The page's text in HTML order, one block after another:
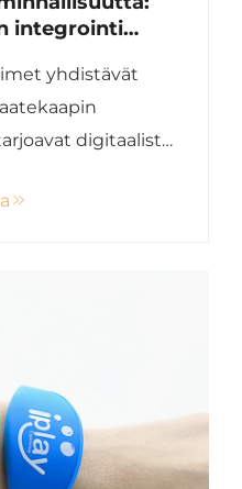
integrointi
yhdistävät
digitaalista